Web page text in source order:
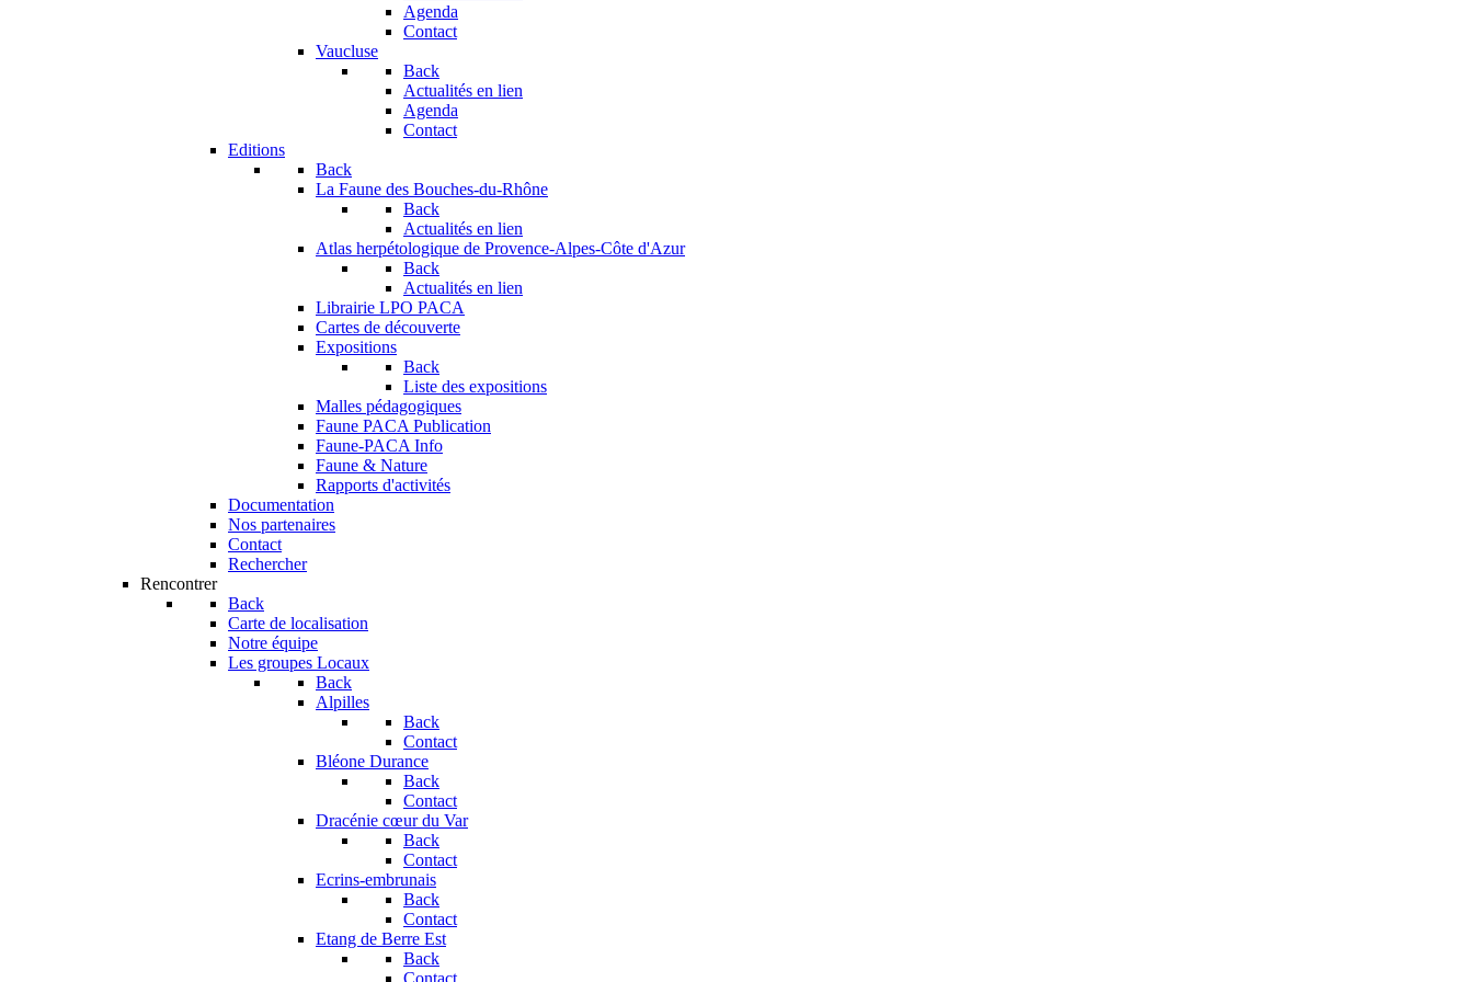
Agenda
Contact
Vaucluse
Back
Actualités en lien
Agenda
Contact
Editions
Back
La Faune des Bouches-du-Rhône
Back
Actualités en lien
Atlas herpétologique de Provence-Alpes-Côte d'Azur
Back
Actualités en lien
Librairie LPO PACA
Cartes de découverte
Expositions
Back
Liste des expositions
Malles pédagogiques
Faune PACA Publication
Faune-PACA Info
Faune & Nature
Rapports d'activités
Documentation
Nos partenaires
Contact
Rechercher
Rencontrer
Back
Carte de localisation
Notre équipe
Les groupes Locaux
Back
Alpilles
Back
Contact
Bléone Durance
Back
Contact
Dracénie cœur du Var
Back
Contact
Ecrins-embrunais
Back
Contact
Etang de Berre Est
Back
Contact